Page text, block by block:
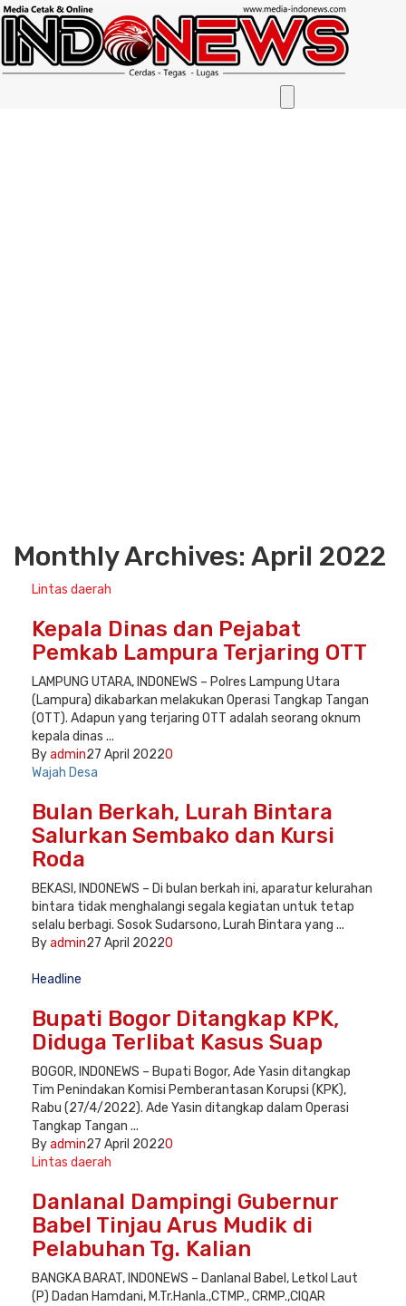
Monthly Archives: April 2022
Lintas daerah
Kepala Dinas dan Pejabat
Pemkab Lampura Terjaring OTT
LAMPUNG UTARA, INDONEWS – Polres Lampung Utara
(Lampura) dikabarkan melakukan Operasi Tangkap Tangan
(OTT). Adapun yang terjaring OTT adalah seorang oknum
kepala dinas ...
Byadmin27 April 20220
Wajah Desa
Bulan Berkah, Lurah Bintara
Salurkan Sembako dan Kursi
Roda
BEKASI, INDONEWS – Di bulan berkah ini, aparatur kelurahan
bintara tidak menghalangi segala kegiatan untuk tetap
selalu berbagi. Sosok Sudarsono, Lurah Bintara yang ...
Byadmin27 April 20220
Headline
Bupati Bogor Ditangkap KPK,
Diduga Terlibat Kasus Suap
BOGOR, INDONEWS – Bupati Bogor, Ade Yasin ditangkap
Tim Penindakan Komisi Pemberantasan Korupsi (KPK),
Rabu (27/4/2022). Ade Yasin ditangkap dalam Operasi
Tangkap Tangan ...
Byadmin27 April 20220
Lintas daerah
Danlanal Dampingi Gubernur
Babel Tinjau Arus Mudik di
Pelabuhan Tg. Kalian
BANGKA BARAT, INDONEWS – Danlanal Babel, Letkol Laut
(P) Dadan Hamdani, M.Tr.Hanla.,CTMP., CRMP.,CIQAR